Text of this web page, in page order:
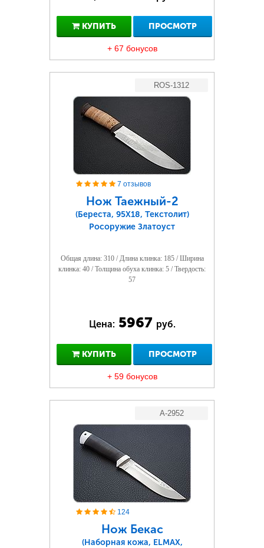
КУПИТЬ ПРОСМОТР
+ 67 бонусов
ROS-1312
7 отзывов
Нож Таежный-2
(Береста, 95Х18, Текстолит)
Росоружие Златоуст
Общая длина: 310 / Длина клинка: 185 / Ширина
клинка: 40 / Толщина обуха клинка: 5 / Твердость:
57
Цена: 5967 руб.
КУПИТЬ ПРОСМОТР
+ 59 бонусов
A-2952
124
Нож Бекас
(Наборная кожа, ELMAX,